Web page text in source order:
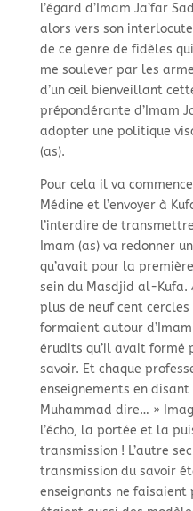
l’égard d’Imam Ja’far
alors vers son
de ce genre de fidèles
me soulever par les
d’un œil bienveillant
prépondérante d’Imam
adopter une politique
(as).
Pour cela il va
Médine et l’envoyer à
l’interdire de
Imam (as) va redonner
qu’avait pour la
sein du Masdjid al-Kufa.
plus de neuf cent cercles
formaient autour
érudits qu’il avait formé
savoir. Et chaque
enseignements en disant
Muhammad dire… »
l’écho, la portée et la
transmission ! L’autre
transmission du savoir
enseignants ne